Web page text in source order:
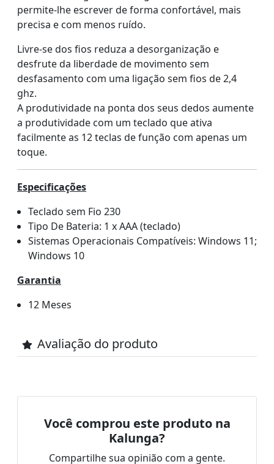
permite-lhe escrever de forma confortável, mais
precisa e com menos ruído.
Livre-se dos fios reduza a desorganização e
desfrute da liberdade de movimento sem
desfasamento com uma ligação sem fios de 2,4
ghz.
A produtividade na ponta dos seus dedos aumente
a produtividade com um teclado que ativa
facilmente as 12 teclas de função com apenas um
toque.
Especificações
Teclado sem Fio 230
Tipo De Bateria: 1 x AAA (teclado)
Sistemas Operacionais Compatíveis: Windows 11;
Windows 10
Garantia
12 Meses
Avaliação do produto
Você comprou este produto na
Kalunga?
Compartilhe sua opinião com a gente.